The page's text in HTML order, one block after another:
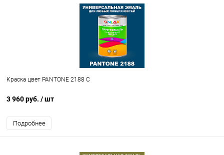
Краска цвет PANTONE 2188 C
3 960 руб. / шт
Подробнее